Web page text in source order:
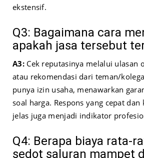
ekstensif.
Q3: Bagaimana cara
apakah jasa tersebut
A3:Cek reputasinya melalui ulasan
atau rekomendasi dari teman/
punya izin usaha, menawarkan
soal harga. Respons yang cepat
jelas juga menjadi indikator
Q4: Berapa biaya rata-
sedot saluran mampet